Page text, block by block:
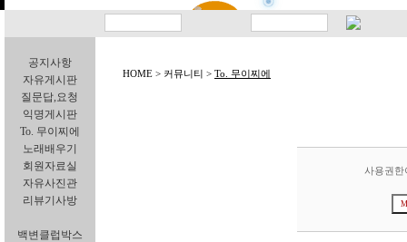
공지사항
자유게시판
질문답,요청
익명게시판
To. 무이찌에
노래배우기
회원자료실
자유사진관
리뷰기사방
백변클럽박스
HOME > 커뮤니티 > To. 무이찌에
사용권한